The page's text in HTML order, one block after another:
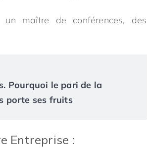
maître de conférences, des
Pourquoi le pari de la
porte ses fruits
Entreprise :